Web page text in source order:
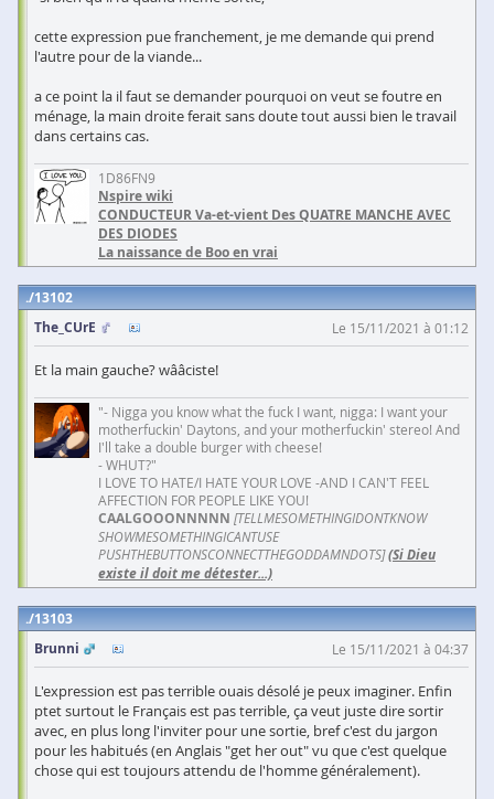
cette expression pue franchement, je me demande qui prend
l'autre pour de la viande...
a ce point la il faut se demander pourquoi on veut se foutre en
ménage, la main droite ferait sans doute tout aussi bien le travail
dans certains cas.
1D86FN9
Nspire wiki
CONDUCTEUR Va-et-vient Des QUATRE MANCHE AVEC
DES DIODES
La naissance de Boo en vrai
13102
The_CUrE
Le 15/11/2021 à 01:12
Et la main gauche? wââciste!
"- Nigga you know what the fuck I want, nigga: I want your
motherfuckin' Daytons, and your motherfuckin' stereo! And
I'll take a double burger with cheese!
- WHUT?"
I LOVE TO HATE/I HATE YOUR LOVE -AND I CAN'T FEEL
AFFECTION FOR PEOPLE LIKE YOU!
CAALGOOONNNNN [TELLMESOMETHINGIDONTKNOW
SHOWMESOMETHINGICANTUSE
PUSHTHEBUTTONSCONNECTTHEGODDAMNDOTS](Si Dieu
existe il doit me détester...)
13103
Brunni
Le 15/11/2021 à 04:37
L'expression est pas terrible ouais désolé je peux imaginer. Enfin
ptet surtout le Français est pas terrible, ça veut juste dire sortir
avec, en plus long l'inviter pour une sortie, bref c'est du jargon
pour les habitués (en Anglais "get her out" vu que c'est quelque
chose qui est toujours attendu de l'homme généralement).